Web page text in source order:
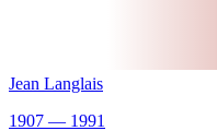
Jean Langlais
1907 — 1991